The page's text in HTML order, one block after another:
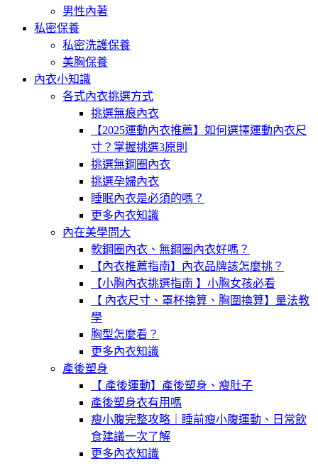
男性內著
私密保養
私密洗護保養
美胸保養
內衣小知識
各式內衣挑選方式
挑選無痕內衣
【2025運動內衣推薦】如何選擇運動內衣尺
寸？掌握挑選3原則
挑選無鋼圈內衣
挑選孕婦內衣
睡眠內衣是必須的嗎？
更多內衣知識
內在美學問大
軟鋼圈內衣、無鋼圈內衣好嗎？
【內衣推薦指南】內衣品牌該怎麼挑？
【小胸內衣挑選指南 】小胸女孩必看
【 內衣尺寸、罩杯換算、胸圍換算】量法教
學
胸型怎麼看？
更多內衣知識
產後塑身
【 產後運動】產後塑身、瘦肚子
產後塑身衣有用嗎
瘦小腹完整攻略｜睡前瘦小腹運動、日常飲
食建議一次了解
更多內衣知識